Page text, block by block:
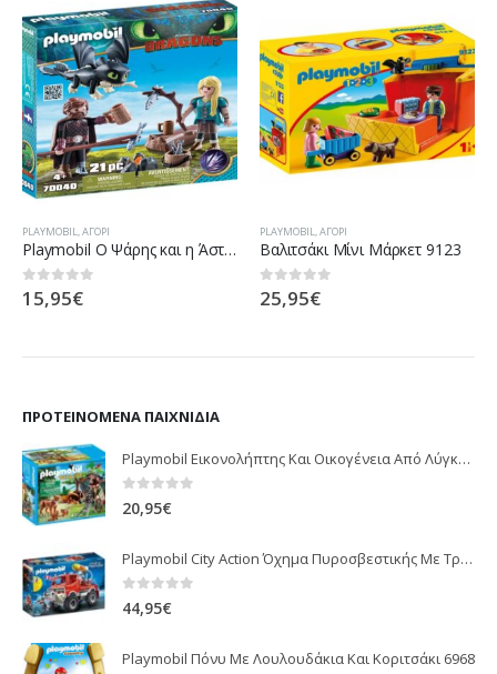
PLAYMOBIL,ΑΓΌΡΙ
Playmobil Ο Ψάρης και η Άστριντ με ένα Δρακούλη
0 out of 5
15,95€
PLAYMOBIL,ΑΓΌΡΙ
Βαλιτσάκι Μίνι Μάρκετ 9123
0out of 5
25,95€
ΠΡΟΤΕΙΝΌΜΕΝΑ ΠΑΙΧΝΊΔΙΑ
Playmobil Εικονολήπτης Και Οικογένεια Από Λύγκες 5561
0 out of 5
20,95€
Playmobil City Action Όχημα Πυροσβεστικής Με Τροχαλία Ρυμούλκησης 9466
0 out of 5
44,95€
Playmobil Πόνυ Με Λουλουδάκια Και Κοριτσάκι 6968